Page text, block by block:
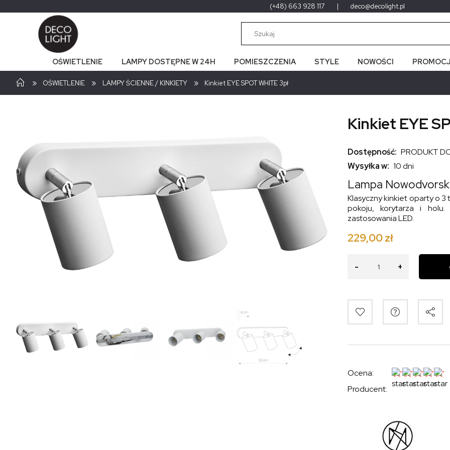
(+48) 663 928 117 | deco@decolight.pl
OŚWIETLENIE LAMPY DOSTĘPNE W 24H POMIESZCZENIA STYLE NOWOŚCI
» OŚWIETLENIE » LAMPY ŚCIENNE / KINKIETY » Kinkiet EYE SPOT WHITE 3pł
Kinkiet EYE
Dostępność: PRODUKT
Wysyłka w: 10 dni
Lampa
Klasyczny kinkiet oparty o 3
pokoju, korytarza i holu.
zastosowania LED.
229,00 zł
- +
Ocena:
Producent: